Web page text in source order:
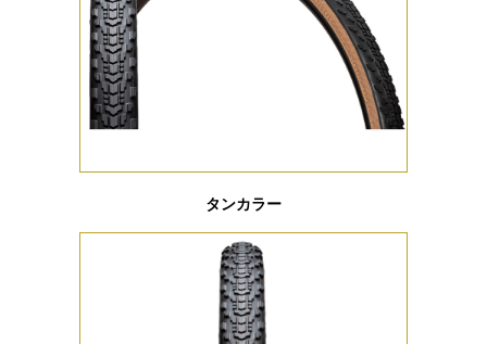
タンカラー